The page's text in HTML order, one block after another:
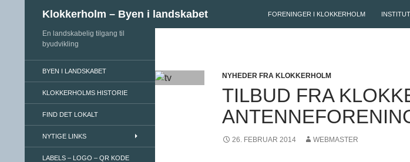
Hop til indhold
Klokkerholm – Byen i landskabet FORENINGER I KLOKKERHOLM
NYHEDER FRA KLOKKERHOLM
TILBUD FRA
26. FEBRUAR 2014 WEBMASTER
En landskabelig tilgang til
byudvikling
BYEN I LANDSKABET
KLOKKERHOLMS HISTORIE
FIND DET LOKALT
NYTIGE LINKS
LABELS – LOGO – QR KODE